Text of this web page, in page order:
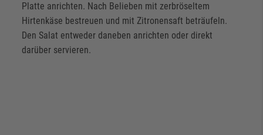
Platte anrichten. Nach Belieben mit zerbröseltem
Hirtenkäse bestreuen und mit Zitronensaft beträufeln.
Den Salat entweder daneben anrichten oder direkt
darüber servieren.